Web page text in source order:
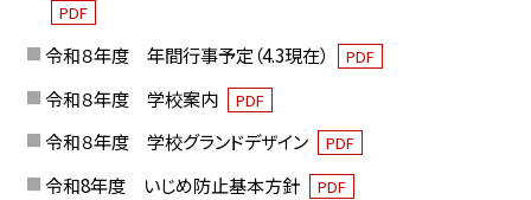
PDF
令和８年度 年間行事予定（4.3現在） PDF
令和８年度 学校案内 PDF
令和８年度 学校グランドデザイン PDF
令和8年度 いじめ防止基本方針 PDF